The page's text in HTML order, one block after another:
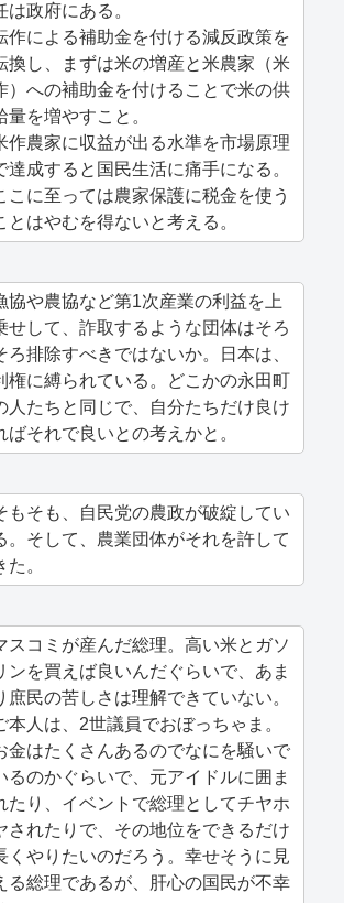
は政府にある。
作による補助金を付ける減反政策を
換し、まずは米の増産と米農家（米
）への補助金を付けることで米の供
量を増やすこと。
作農家に収益が出る水準を市場原理
達成すると国民生活に痛手になる。
こに至っては農家保護に税金を使う
とはやむを得ないと考える。
協や農協など第1次産業の利益を上
せして、詐取するような団体はそろ
ろ排除すべきではないか。日本は、
権に縛られている。どこかの永田町
人たちと同じで、自分たちだけ良け
ばそれで良いとの考えかと。
もそも、自民党の農政が破綻してい
。そして、農業団体がそれを許して
た。
スコミが産んだ総理。高い米とガソ
ンを買えば良いんだぐらいで、あま
庶民の苦しさは理解できていない。
本人は、2世議員でおぼっちゃま。
金はたくさんあるのでなにを騒いで
るのかぐらいで、元アイドルに囲ま
たり、イベントで総理としてチヤホ
されたりで、その地位をできるだけ
くやりたいのだろう。幸せそうに見
る総理であるが、肝心の国民が不幸